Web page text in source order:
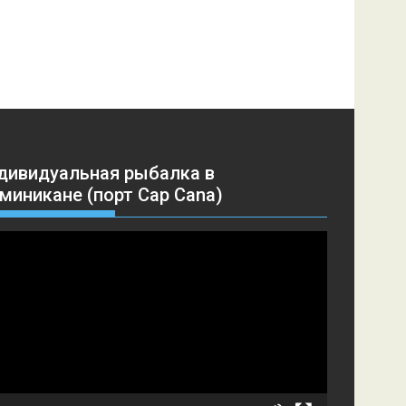
рыбалка в
(порт Cap Cana)